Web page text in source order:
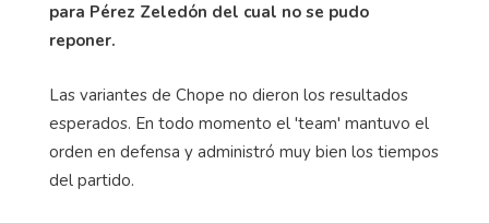
para Pérez Zeledón del cual no se pudo
reponer.
Las variantes de Chope no dieron los resultados
esperados. En todo momento el 'team' mantuvo el
orden en defensa y administró muy bien los tiempos
del partido.